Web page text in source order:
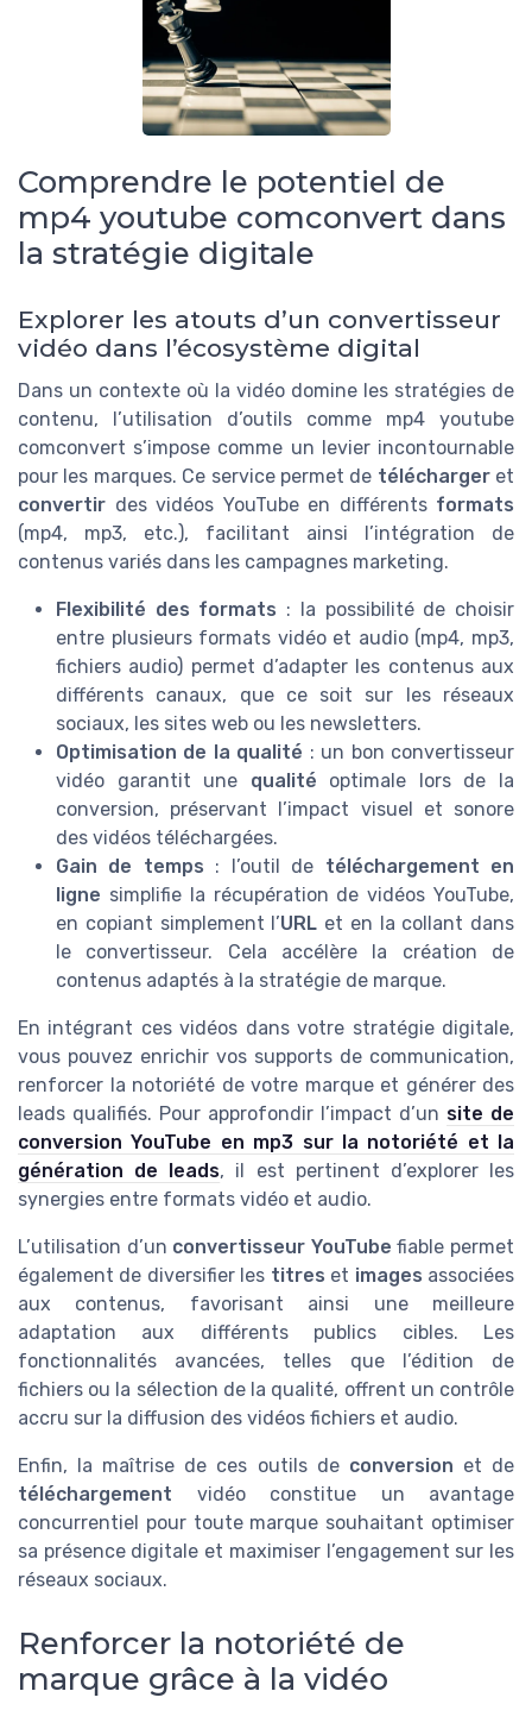
Comprendre le potentiel de
mp4 youtube comconvert dans
la stratégie digitale
Explorer les atouts d’un convertisseur
vidéo dans l’écosystème digital
Dans un contexte où la vidéo domine les stratégies de
contenu, l’utilisation d’outils comme mp4 youtube
comconvert s’impose comme un levier incontournable
pour les marques. Ce service permet de téléchargeret
convertir des vidéos YouTube en différents formats
(mp4, mp3, etc.), facilitant ainsi l’intégration de
contenus variés dans les campagnes marketing.
Flexibilité des formats : la possibilité de choisir
entre plusieurs formats vidéo et audio (mp4, mp3,
fichiers audio) permet d’adapter les contenus aux
différents canaux, que ce soit sur les réseaux
sociaux, les sites web ou les newsletters.
Optimisation de la qualité : un bon convertisseur
vidéo garantit une qualité optimale lors de la
conversion, préservant l’impact visuel et sonore
des vidéos téléchargées.
Gain de temps : l’outil de téléchargement en
ligne simplifie la récupération de vidéos YouTube,
en copiant simplement l’URL et en la collant dans
le convertisseur. Cela accélère la création de
contenus adaptés à la stratégie de marque.
En intégrant ces vidéos dans votre stratégie digitale,
vous pouvez enrichir vos supports de communication,
renforcer la notoriété de votre marque et générer des
leads qualifiés. Pour approfondir l’impact d’un site de
conversion YouTube en mp3 sur la notoriété et la
génération de leads, il est pertinent d’explorer les
synergies entre formats vidéo et audio.
L’utilisation d’un convertisseur YouTube fiable permet
également de diversifier les titres et images associées
aux contenus, favorisant ainsi une meilleure
adaptation aux différents publics cibles. Les
fonctionnalités avancées, telles que l’édition de
fichiers ou la sélection de la qualité, offrent un contrôle
accru sur la diffusion des vidéos fichiers et audio.
Enfin, la maîtrise de ces outils de conversion et de
téléchargement vidéo constitue un avantage
concurrentiel pour toute marque souhaitant optimiser
sa présence digitale et maximiser l’engagement sur les
réseaux sociaux.
Renforcer la notoriété de
marque grâce à la vidéo